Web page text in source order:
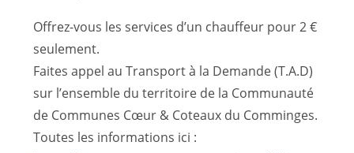
Offrez-vous les services d’un chauffeur pour 2 €
seulement.
Faites appel au Transport à la Demande (T.A.D)
sur l’ensemble du territoire de la Communauté
de Communes Cœur & Coteaux du Comminges.
Toutes les informations ici :